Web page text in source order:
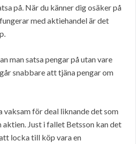
på. När du känner dig osäker på
med aktiehandel är det
man satsa pengar på utan vare
snabbare att tjäna pengar om
vaksam för deal liknande det som
aktien. Just i fallet Betsson kan det
locka till köp vara en